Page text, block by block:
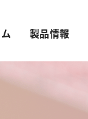
製品情報